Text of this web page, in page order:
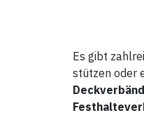
Es gibt
stützen oder